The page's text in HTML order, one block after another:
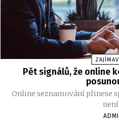
Pět signálů, že online
Online seznamování přinese